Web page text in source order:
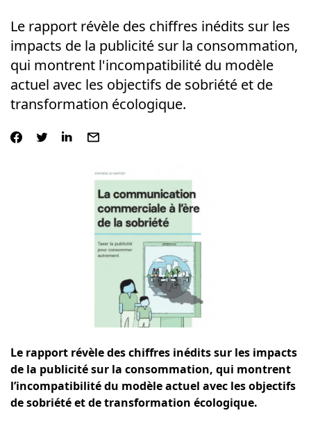
Le rapport révèle des chiffres inédits sur les
impacts de la publicité sur la consommation,
qui montrent l'incompatibilité du modèle
actuel avec les objectifs de sobriété et de
transformation écologique.
Le rapport révèle des chiffres inédits sur les impacts
de la publicité sur la consommation, qui montrent
l’incompatibilité du modèle actuel avec les objectifs
de sobriété et de transformation écologique.